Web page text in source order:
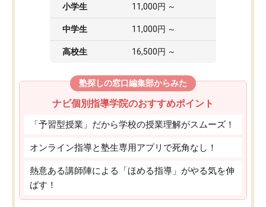
小学生 11,000円 ～
中学生 11,000円 ～
高校生 16,500円 ～
塾探しの窓口編集部からみた
ナビ個別指導学院のおすすめポイント
「予習型授業」だから学校の授業理解がスムーズ！
オンライン指導と塾生専用アプリで死角なし！
熱意ある講師陣による「ほめる指導」がやる気を伸
ばす！